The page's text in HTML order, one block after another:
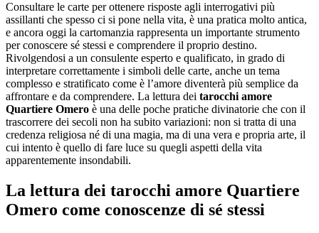
Consultare le carte per ottenere risposte agli interrogativi più
assillanti che spesso ci si pone nella vita, è una pratica molto antica,
e ancora oggi la cartomanzia rappresenta un importante strumento
per conoscere sé stessi e comprendere il proprio destino.
Rivolgendosi a un consulente esperto e qualificato, in grado di
interpretare correttamente i simboli delle carte, anche un tema
complesso e stratificato come è l’amore diventerà più semplice da
affrontare e da comprendere. La lettura dei tarocchi amore
Quartiere Omero è una delle poche pratiche divinatorie che con il
trascorrere dei secoli non ha subito variazioni: non si tratta di una
credenza religiosa né di una magia, ma di una vera e propria arte, il
cui intento è quello di fare luce su quegli aspetti della vita
apparentemente insondabili.
La lettura dei tarocchi amore Quartiere
Omero come conoscenze di sé stessi